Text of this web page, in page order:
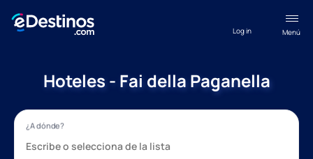
Menú
Log in
Hoteles - Fai della Paganella